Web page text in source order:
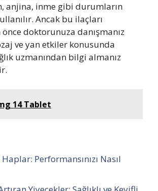
anjina, inme gibi durumların
Ancak bu ilaçları
doktorunuza danışmanız
ve yan etkiler konusunda
uzmanından bilgi almanız
14 Tablet
Performansınızı Nasıl